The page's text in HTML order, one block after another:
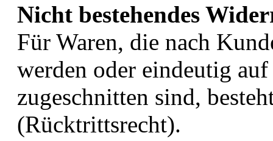
Nicht bestehendes
Für Waren, die nach
werden oder eindeutig
zugeschnitten sind,
(Rücktrittsrecht).